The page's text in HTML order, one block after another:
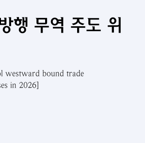
행 무역 주도 위
westward bound trade
in 2026]